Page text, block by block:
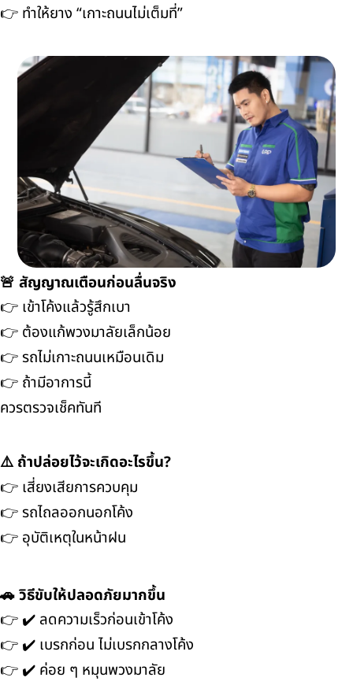
👉 ทำให้ยาง “เกาะถนนไม่เต็มที่”
🚨 สัญญาณเตือนก่อนลื่นจริง
👉 เข้าโค้งแล้วรู้สึกเบา
👉 ต้องแก้พวงมาลัยเล็กน้อย
👉 รถไม่เกาะถนนเหมือนเดิม
👉 ถ้ามีอาการนี้
ควรตรวจเช็คทันที
⚠️ ถ้าปล่อยไว้จะเกิดอะไรขึ้น?
👉 เสี่ยงเสียการควบคุม
👉 รถไถลออกนอกโค้ง
👉 อุบัติเหตุในหน้าฝน
🚗 วิธีขับให้ปลอดภัยมากขึ้น
👉 ✔️ ลดความเร็วก่อนเข้าโค้ง
👉 ✔️ เบรกก่อน ไม่เบรกกลางโค้ง
👉 ✔️ ค่อย ๆ หมุนพวงมาลัย